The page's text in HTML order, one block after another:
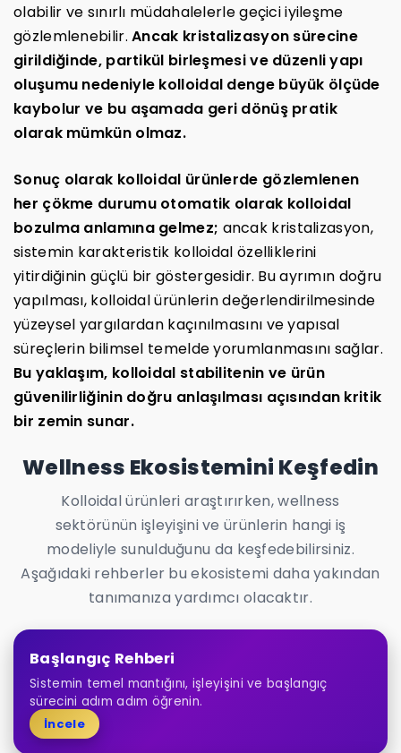
olabilir ve sınırlı müdahalelerle geçici iyileşme
gözlemlenebilir.Ancak kristalizasyon sürecine
girildiğinde, partikül birleşmesi ve düzenli yapı
oluşumu nedeniyle kolloidal denge büyük ölçüde
kaybolur ve bu aşamada geri dönüş pratik
olarak mümkün olmaz.
Sonuç olarak kolloidal ürünlerde gözlemlenen
her çökme durumu otomatik olarak kolloidal
bozulma anlamına gelmez; ancak kristalizasyon,
sistemin karakteristik kolloidal özelliklerini
yitirdiğinin güçlü bir göstergesidir. Bu ayrımın doğru
yapılması, kolloidal ürünlerin değerlendirilmesinde
yüzeysel yargılardan kaçınılmasını ve yapısal
süreçlerin bilimsel temelde yorumlanmasını sağlar.
Bu yaklaşım, kolloidal stabilitenin ve ürün
güvenilirliğinin doğru anlaşılması açısından kritik
bir zemin sunar.
Wellness Ekosistemini Keşfedin
Kolloidal ürünleri araştırırken, wellness
sektörünün işleyişini ve ürünlerin hangi iş
modeliyle sunulduğunu da keşfedebilirsiniz.
Aşağıdaki rehberler bu ekosistemi daha yakından
tanımanıza yardımcı olacaktır.
Başlangıç Rehberi
Sistemin temel mantığını, işleyişini ve başlangıç
sürecini adım adım öğrenin.
İncele